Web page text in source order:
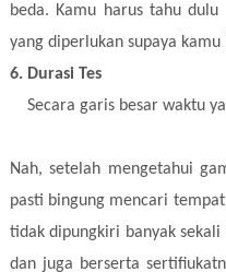
beda. Kamu harus tahu
yang diperlukan supaya kamu
6. Durasi Tes
Secara garis besar waktu
Nah, setelah mengetahui
pasti bingung mencari
tidak dipungkiri banyak
dan juga berserta